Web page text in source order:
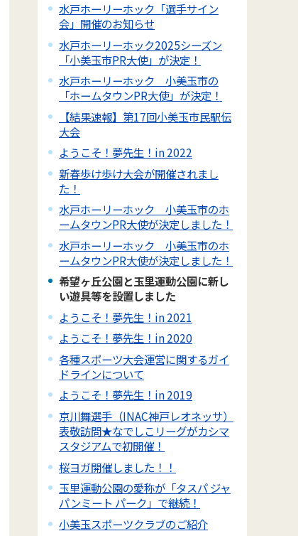
水戸ホーリーホック「選手サイン
会」開催のお知らせ
水戸ホーリーホック2025シーズン
「小美玉市PR大使」が決定！
水戸ホーリーホック 小美玉市の
「ホームタウンPR大使」が決定！
【結果速報】第17回小美玉市民駅伝
大会
ようこそ！夢先生！in 2022
新春歩け歩け大会が開催されまし
た！
水戸ホーリーホック 小美玉市のホ
ームタウンPR大使が決定しました！
水戸ホーリーホック 小美玉市のホ
ームタウンPR大使が決定しました！
希望ヶ丘公園と玉里運動公園に新し
い遊具等を設置しました
ようこそ！夢先生！in 2021
ようこそ！夢先生！in 2020
各種スポーツ大会運営に関するガイ
ドラインについて
ようこそ！夢先生！in 2019
京川舞選手（INAC神戸レオネッサ）
表敬訪問★なでしこリーグがカシマ
スタジアムで初開催！
桜ヨガ開催しました！！
玉里運動公園の愛称が「タスパ ジャ
パンミート パーク」で継続！
小美玉スポーツクラブのご紹介